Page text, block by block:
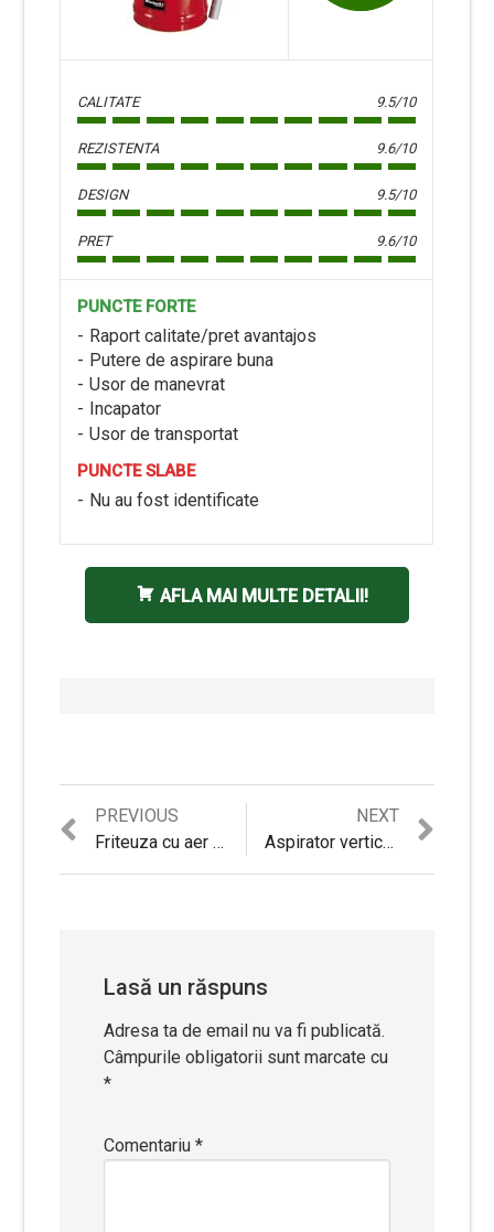
CALITATE 9.5/10
REZISTENTA 9.6/10
DESIGN 9.5/10
PRET 9.6/10
PUNCTE FORTE
Raport calitate/pret avantajos
Putere de aspirare buna
Usor de manevrat
Incapator
Usor de transportat
PUNCTE SLABE
Nu au fost identificate
AFLA MAI MULTE DETALII!
Navigare
PREVIOUS
Previous
post:
Friteuza cu aer cald Cosori Lite (Verde) CAF-LI401S-GEUR Review si Pareri pertinente
NEXT
post:
Aspirator vertical Bosch BBHF214R Review si Pareri utile
Lasă un răspuns
Adresa ta de email nu va fi publicată.
Câmpurile obligatorii sunt marcate cu
*
Comentariu*